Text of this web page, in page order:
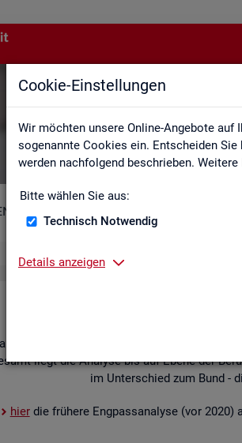
Cookie-Einstellungen
Wir möchten unsere Online-Angebote
sogenannte Cookies ein. Entscheiden
werden nachfolgend beschrieben.
Bitte wählen Sie aus:
Technisch Notwendig
Details anzeigen
der BA stellt dar, in wel­chen
liegt die Ana­ly­se bis auf Ebene der
im Un­ter­schied zum Bund -
hierdie frü­he­re Eng­pass­ana­ly­se (vor 2020)